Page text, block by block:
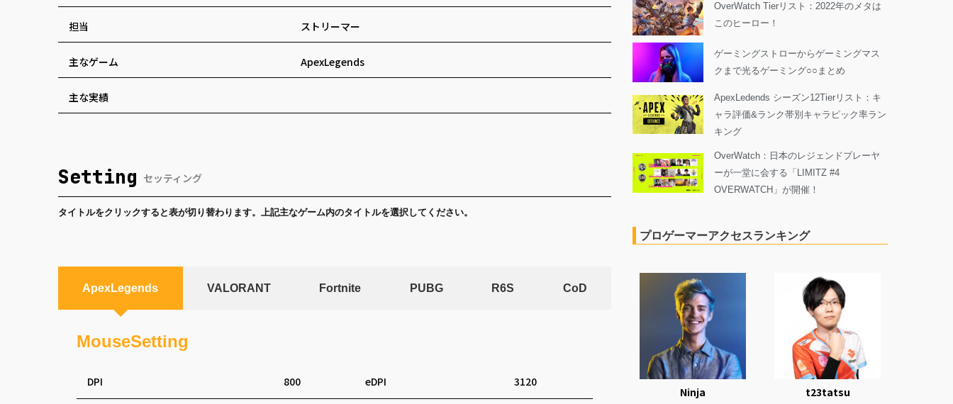
担当 ストリーマー
主なゲーム ApexLegends
主な実績
Setting セッティング
タイトルをクリックすると表が切り替わります。上記主なゲーム内のタイトルを選択してください。
ApexLegends VALORANT Fortnite PUBG R6S CoD
MouseSetting
DPI 800 eDPI 3120
OverWatch Tierリスト：2022年のメタは
このヒーロー！
ゲーミングストローからゲーミングマス
クまで光るゲーミング○○まとめ
ApexLedends シーズン12Tierリスト：キ
ャラ評価&ランク帯別キャラピック率ラン
キング
OverWatch：日本のレジェンドプレーヤ
ーが一堂に会する「LIMITZ #4
OVERWATCH」が開催！
プロゲーマーアクセスランキング
Ninja t23tatsu